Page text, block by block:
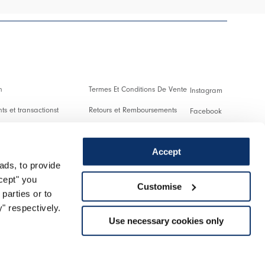
to provide
you
or to
respectively.
Accept
Customise
Use necessary cookies only
et transactionst
un retour
Termes Et Conditions De Vente
Retours et Remboursements
Cookies
Instagram
Facebook
Twitter
Spotify